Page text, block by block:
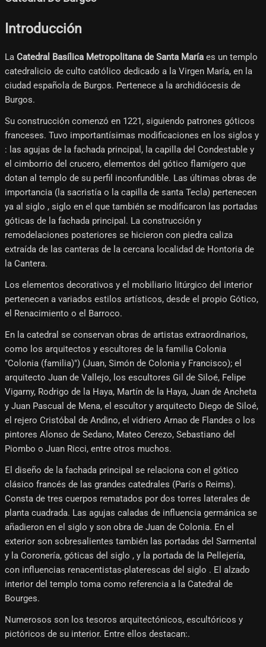
Introducción
La Catedral Basílica Metropolitana de Santa María es un templo
catedralicio de culto católico dedicado a la Virgen María, en la
ciudad española de Burgos. Pertenece a la archidiócesis de
Burgos.
Su construcción comenzó en 1221, siguiendo patrones góticos
franceses. Tuvo importantísimas modificaciones en los siglos y
: las agujas de la fachada principal, la capilla del Condestable y
el cimborrio del crucero, elementos del gótico flamígero que
dotan al templo de su perfil inconfundible. Las últimas obras de
importancia (la sacristía o la capilla de santa Tecla) pertenecen
ya al siglo , siglo en el que también se modificaron las portadas
góticas de la fachada principal. La construcción y
remodelaciones posteriores se hicieron con piedra caliza
extraída de las canteras de la cercana localidad de Hontoria de
la Cantera.
Los elementos decorativos y el mobiliario litúrgico del interior
pertenecen a variados estilos artísticos, desde el propio Gótico,
el Renacimiento o el Barroco.
En la catedral se conservan obras de artistas extraordinarios,
como los arquitectos y escultores de la familia Colonia
"Colonia (familia)") (Juan, Simón de Colonia y Francisco); el
arquitecto Juan de Vallejo, los escultores Gil de Siloé, Felipe
Vigarny, Rodrigo de la Haya, Martín de la Haya, Juan de Ancheta
y Juan Pascual de Mena, el escultor y arquitecto Diego de Siloé,
el rejero Cristóbal de Andino, el vidriero Arnao de Flandes o los
pintores Alonso de Sedano, Mateo Cerezo, Sebastiano del
Piombo o Juan Ricci, entre otros muchos.
El diseño de la fachada principal se relaciona con el gótico
clásico francés de las grandes catedrales (París o Reims).
Consta de tres cuerpos rematados por dos torres laterales de
planta cuadrada. Las agujas caladas de influencia germánica se
añadieron en el siglo y son obra de Juan de Colonia. En el
exterior son sobresalientes también las portadas del Sarmental
y la Coronería, góticas del siglo , y la portada de la Pellejería,
con influencias renacentistas-platerescas del siglo . El alzado
interior del templo toma como referencia a la Catedral de
Bourges.
Numerosos son los tesoros arquitectónicos, escultóricos y
pictóricos de su interior. Entre ellos destacan:.